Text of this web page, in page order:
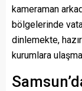
kameraman
bölgelerinde
dinlemekte,
kurumlara